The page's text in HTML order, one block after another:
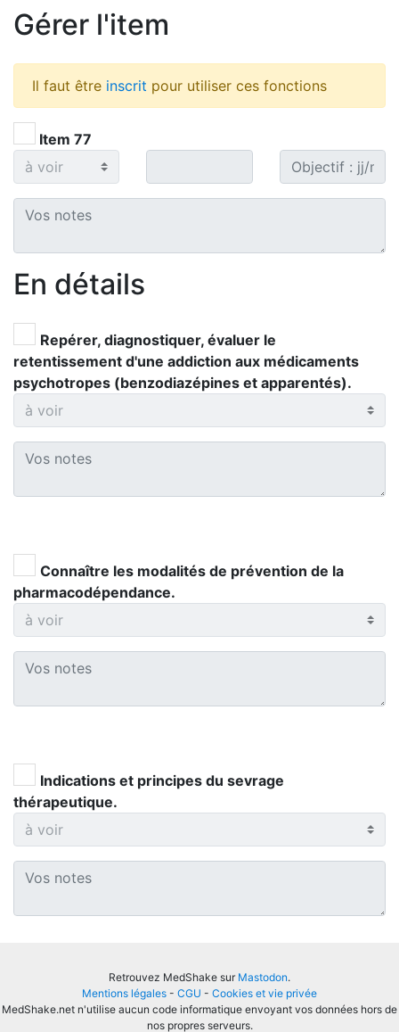
Gérer l'item
Il faut être inscrit pour utiliser ces fonctions
Item 77
En détails
Repérer, diagnostiquer, évaluer le
retentissement d'une addiction aux médicaments
psychotropes (benzodiazépines et apparentés).
Connaître les modalités de prévention de la
pharmacodépendance.
Indications et principes du sevrage
thérapeutique.
Retrouvez MedShake sur Mastodon.
Mentions légales - CGU - Cookies et vie privée
MedShake.net n'utilise aucun code informatique envoyant vos données hors de
nos propres serveurs.